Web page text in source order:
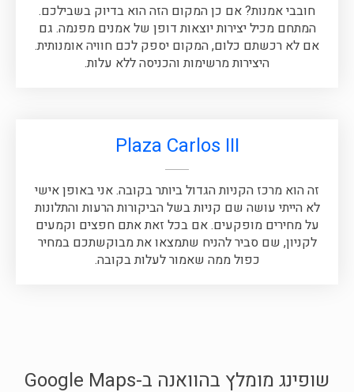
חובבי אמנות? אם כן המקום הזה הוא בדיוק בשבילכם.
המתחם מכיל יצירות יוצאות דופן של אמנים מפנמה. גם
אם לא רכשתם כלום, המקום יספק לכם חוויה אומנותית.
היצירות מרשימות והכניסה ללא עלות.
Plaza Carlos III
זה הוא מרכז הקניות הגדול ביותר בקובה. אני באופן אישי
לא הייתי עושה שם קניות בשל הביקורות הרעות והתלונות
על מחירים מופקעים. אם בכל זאת אתם חפצים וקמעים
לקניון, שם סביר להניח שתמצאו את מבוקשתכם במחיר
כפול ממה שאמור לעלות בקובה.
שופינג מומלץ בהוואנה ב-Google Maps